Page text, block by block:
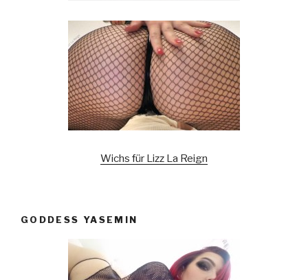
Wichs für Lizz La Reign
GODDESS YASEMIN